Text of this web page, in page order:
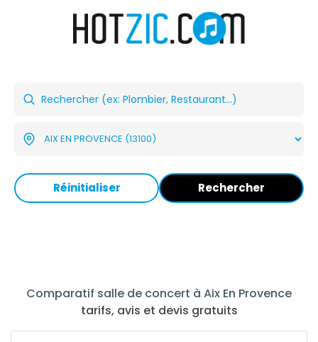
Réinitialiser Rechercher
Comparatif salle de concert à Aix En Provence
tarifs, avis et devis gratuits